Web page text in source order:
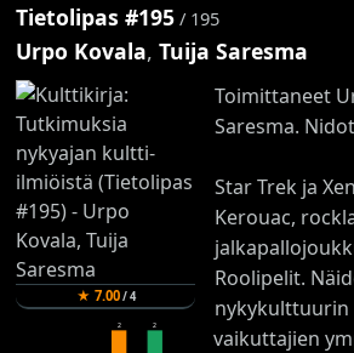
Tietolipas #195 / 195
Urpo Kovala,Tuija Saresma
★ 7.00/4
2 2
Toimittaneet
Saresma.
Star Trek ja
Kerouac,
Roolipelit.
nykykulttuurin
vaikuttajien